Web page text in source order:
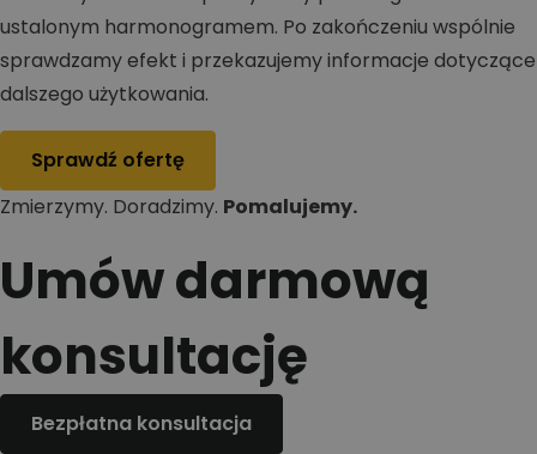
ustalonym harmonogramem. Po zakończeniu wspólnie
sprawdzamy efekt i przekazujemy informacje dotyczące
dalszego użytkowania.
Sprawdź ofertę
Zmierzymy. Doradzimy. Pomalujemy.
Umów darmową
konsultację
Bezpłatna konsultacja